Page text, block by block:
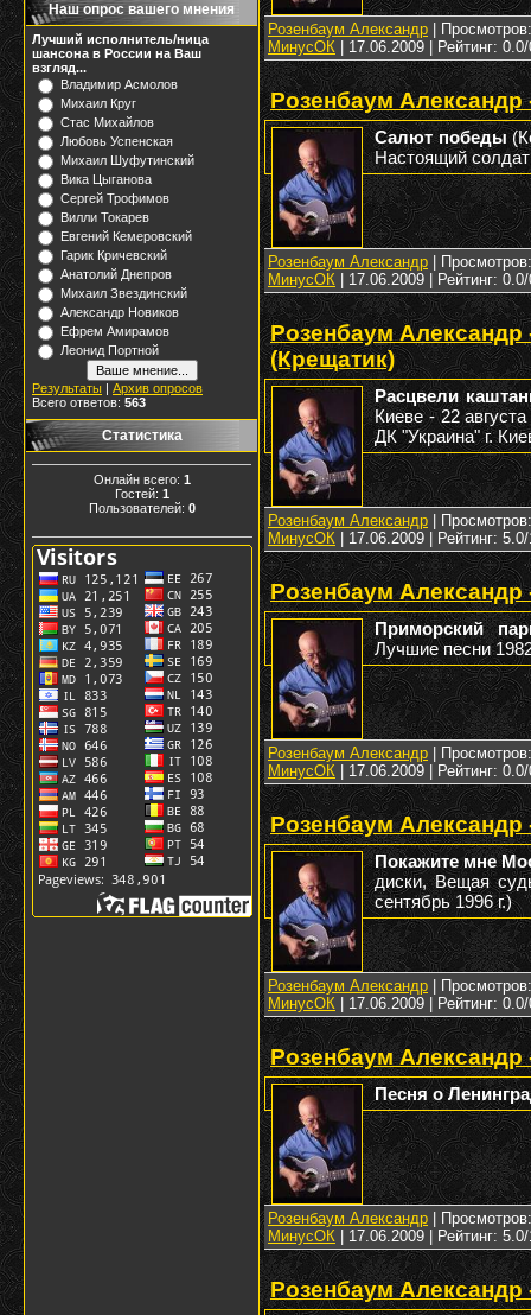
Наш опрос вашего мнения
Лучший исполнитель/ница
шансона в России на Ваш
взгляд...
Владимир Асмолов
Михаил Круг
Стас Михайлов
Любовь Успенская
Михаил Шуфутинский
Вика Цыганова
Сергей Трофимов
Вилли Токарев
Евгений Кемеровский
Гарик Кричевский
Анатолий Днепров
Михаил Звездинский
Александр Новиков
Ефрем Амирамов
Леонид Портной
Результаты | Архив опросов
Всего ответов: 563
Статистика
Онлайн всего: 1
Гостей: 1
Пользователей: 0
Розенбаум Александр |
МинусОК
17.06.2009 | Рейтинг:
Розенбаум
Салют победы
Настоящий солдат
Розенбаум Александр |
МинусОК
17.06.2009 | Рейтинг:
Розенбаум
(Крещатик)
Расцвели
Киеве - 22
ДК "Украина" г.
Розенбаум Александр |
МинусОК
17.06.2009 | Рейтинг:
Розенбаум
Приморский
Лучшие песни
Розенбаум Александр |
МинусОК
17.06.2009 | Рейтинг:
Розенбаум
Покажите мне
диски, Вещая
сентябрь 1996 г.)
Розенбаум Александр |
МинусОК
17.06.2009 | Рейтинг:
Розенбаум Александр
Песня о
Розенбаум Александр |
МинусОК
17.06.2009 | Рейтинг:
Розенбаум